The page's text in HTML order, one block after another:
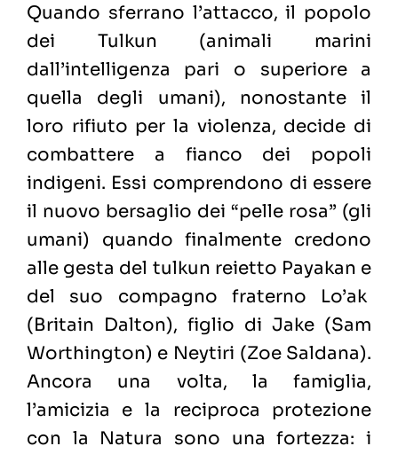
Quando sferrano l’attacco, il popolo
dei Tulkun (animali marini
dall’intelligenza pari o superiore a
quella degli umani), nonostante il
loro rifiuto per la violenza, decide di
combattere a fianco dei popoli
indigeni. Essi comprendono di essere
il nuovo bersaglio dei “pelle rosa” (gli
umani) quando finalmente credono
alle gesta del tulkun reietto Payakan e
del suo compagno fraterno Lo’ak
(Britain Dalton), figlio di Jake (Sam
Worthington) e Neytiri (Zoe Saldana).
Ancora una volta, la famiglia,
l’amicizia e la reciproca protezione
con la Natura sono una fortezza: i